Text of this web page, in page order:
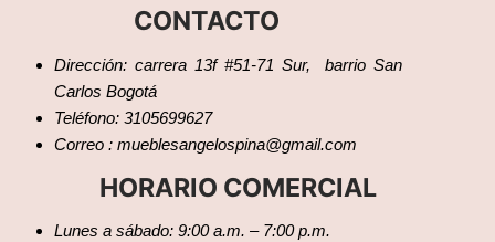
CONTACTO
Dirección: carrera 13f #51-71 Sur, barrio San
Carlos Bogotá
Teléfono: 3105699627
Correo : mueblesangelospina@gmail.com
HORARIO COMERCIAL
Lunes a sábado: 9:00 a.m. – 7:00 p.m.